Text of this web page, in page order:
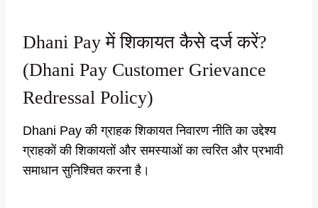
Dhani Pay में शिकायत कैसे दर्ज करें?
(Dhani Pay Customer Grievance
Redressal Policy)
Dhani Pay की ग्राहक शिकायत निवारण नीति का उद्देश्य
ग्राहकों की शिकायतों और समस्याओं का त्वरित और प्रभावी
समाधान सुनिश्चित करना है।